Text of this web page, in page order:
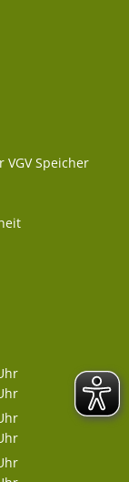
Speicher
bis 12:00 Uhr
bis 15:30 Uhr
bis 12:00 Uhr
bis 15:30 Uhr